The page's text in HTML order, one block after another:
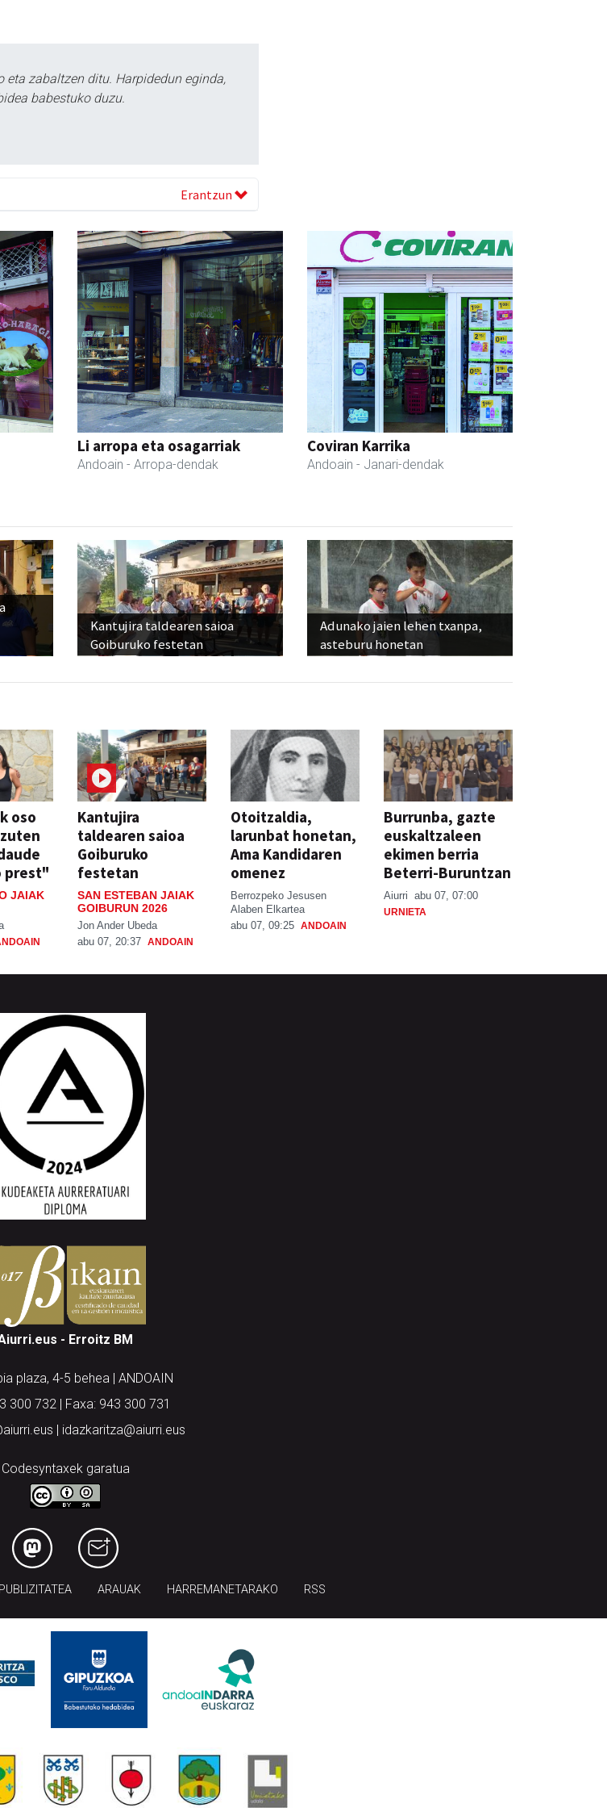
eta zabaltzen ditu. Harpidedun eginda,
babestuko duzu.
Erantzun
Li arropa eta osagarriak
Andoain - Arropa-dendak
Coviran Karrika
Andoain - Janari-dendak
Kantujira taldearen saioa
Goiburuko festetan
Adunako jaien lehen txanpa,
asteburu honetan
oso
prest"
JAIAK
Kantujira
taldearen saioa
Goiburuko
festetan
SAN ESTEBAN JAIAK
GOIBURUN 2026
Jon Ander Ubeda
abu 07, 20:37 ANDOAIN
Otoitzaldia,
larunbat honetan,
Ama Kandidaren
omenez
Berrozpeko Jesusen
Alaben Elkartea
abu 07, 09:25 ANDOAIN
Burrunba, gazte
euskaltzaleen
ekimen berria
Beterri-Buruntzan
Aiurri abu 07, 07:00
URNIETA
- Erroitz BM
plaza, 4-5 behea | ANDOAIN
300 732 | Faxa: 943 300 731
| idazkaritza@aiurri.eus
Codesyntaxek garatua
PUBLIZITATEA ARAUAK HARREMANETARAKO RSS